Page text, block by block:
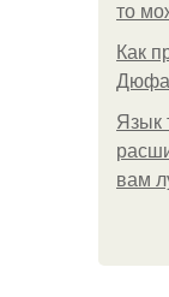
то
Как
Язык
вам